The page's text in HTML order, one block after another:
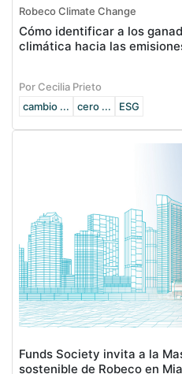
Robeco Climate Change
Cómo identificar a los
climática hacia las
Por Cecilia Prieto
cambio ...
cero ... ESG
Funds Society invita a la
sostenible de Robeco en